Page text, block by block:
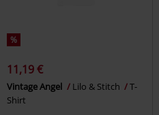
%
11,19 €
Vintage Angel Lilo & Stitch
T-
Shirt